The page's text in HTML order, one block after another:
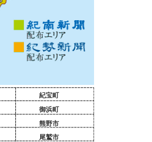
紀宝町
御浜町
熊野市
尾鷲市